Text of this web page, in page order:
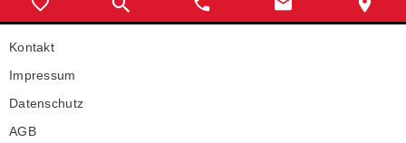
Kontakt
Impressum
Datenschutz
AGB